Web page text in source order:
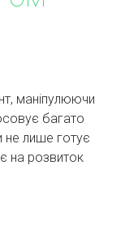
маніпулюючи
багато
не лише готує
на розвиток